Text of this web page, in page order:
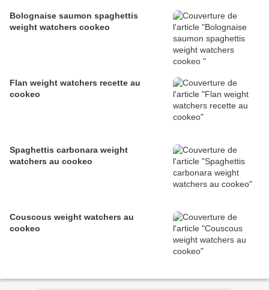
Bolognaise saumon spaghettis
weight watchers cookeo
Flan weight watchers recette au
cookeo
Spaghettis carbonara weight
watchers au cookeo
Couscous weight watchers au
cookeo